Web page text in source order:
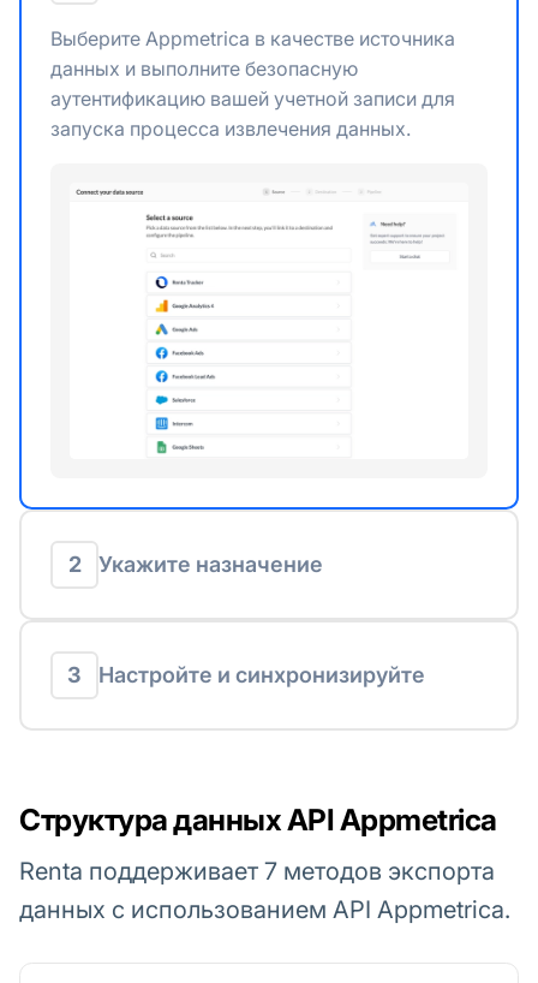
Выберите Appmetrica в качестве источника
данных и выполните безопасную
аутентификацию вашей учетной записи для
запуска процесса извлечения данных.
2 Укажите назначение
3 Настройте и синхронизируйте
Структура данных API Appmetrica
Renta поддерживает 7 методов экспорта
данных с использованием API Appmetrica.